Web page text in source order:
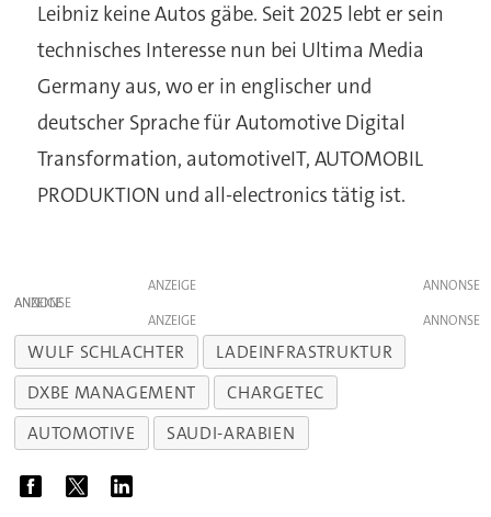
Leibniz keine Autos gäbe. Seit 2025 lebt er sein
technisches Interesse nun bei Ultima Media
Germany aus, wo er in englischer und
deutscher Sprache für Automotive Digital
Transformation, automotiveIT, AUTOMOBIL
PRODUKTION und all-electronics tätig ist.
ANZEIGE
ANZEIGE
ANZEIGE
WULF SCHLACHTER
LADEINFRASTRUKTUR
DXBE MANAGEMENT
CHARGETEC
AUTOMOTIVE
SAUDI-ARABIEN